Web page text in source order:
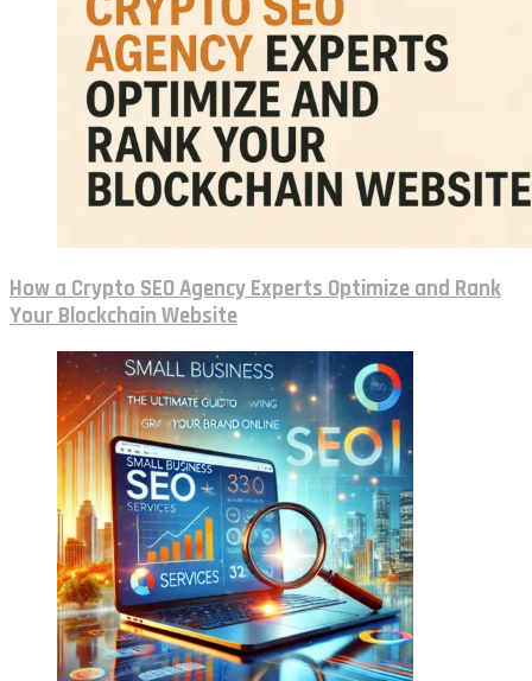
How a Crypto SEO Agency Experts Optimize and Rank
Your Blockchain Website